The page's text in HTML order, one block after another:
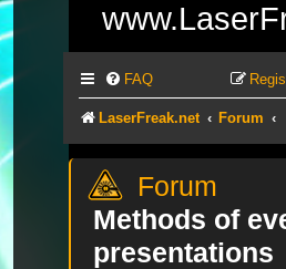
FAQ
LaserFreak.net Forum
Methods of
presentations